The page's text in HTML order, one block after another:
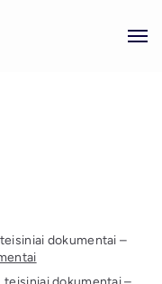
dokumentai –